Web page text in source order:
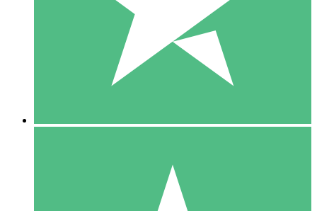
10 00
10 Downloads
20 00